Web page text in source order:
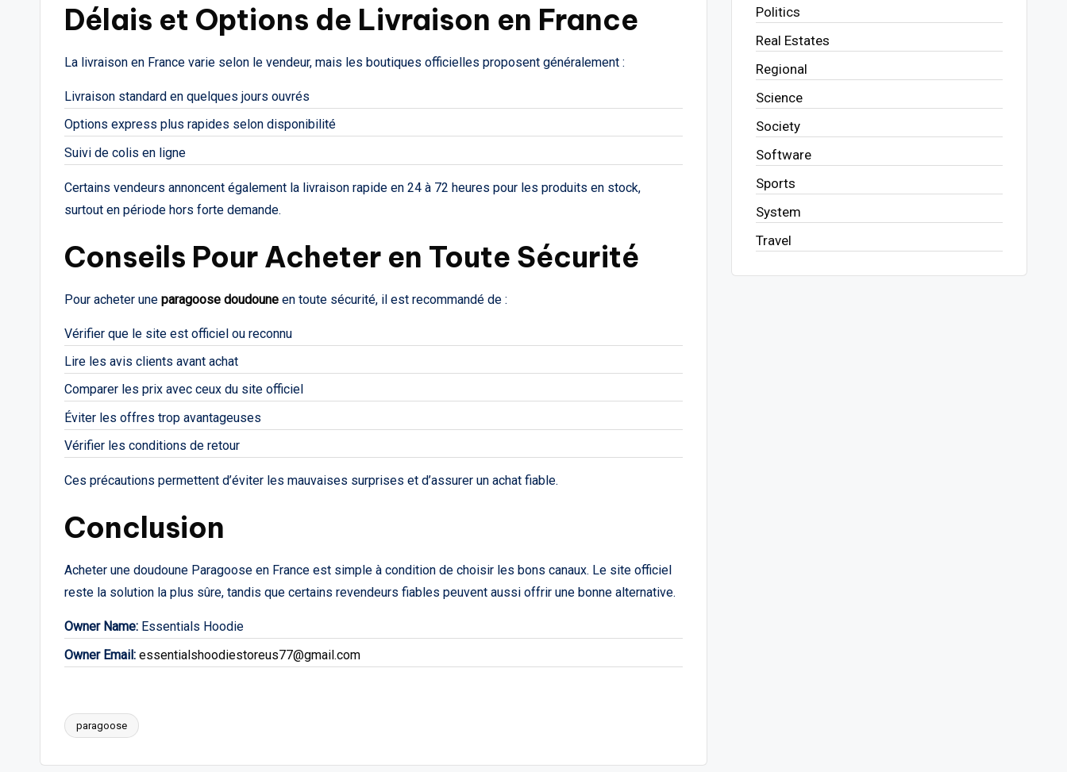
Délais et Options de Livraison en France
La livraison en France varie selon le vendeur, mais les boutiques officielles proposent généralement :
Livraison standard en quelques jours ouvrés
Options express plus rapides selon disponibilité
Suivi de colis en ligne
Certains vendeurs annoncent également la livraison rapide en 24 à 72 heures pour les produits en stock,
surtout en période hors forte demande.
Conseils Pour Acheter en Toute Sécurité
Pour acheter une paragoose doudoune en toute sécurité, il est recommandé de :
Vérifier que le site est officiel ou reconnu
Lire les avis clients avant achat
Comparer les prix avec ceux du site officiel
Éviter les offres trop avantageuses
Vérifier les conditions de retour
Ces précautions permettent d’éviter les mauvaises surprises et d’assurer un achat fiable.
Conclusion
Acheter une doudoune Paragoose en France est simple à condition de choisir les bons canaux. Le site officiel
reste la solution la plus sûre, tandis que certains revendeurs fiables peuvent aussi offrir une bonne alternative.
Owner Name: Essentials Hoodie
Owner Email: essentialshoodiestoreus77@gmail.com
Tags:
paragoose
Politics
Real Estates
Regional
Science
Society
Software
Sports
System
Travel